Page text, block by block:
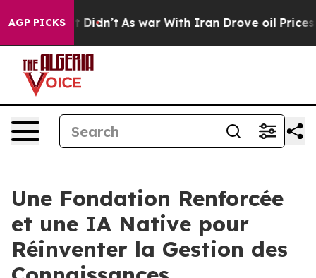
AGP PICKS
it Didn’t As war With Iran Drove oil Prices
Une Fondation Renforcée
et une IA Native pour
Réinventer la Gestion des